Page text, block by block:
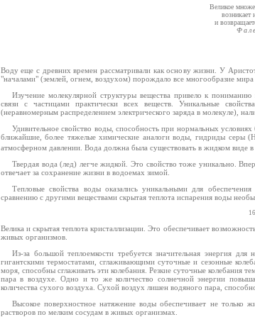
Великое
возникает
и
Воду еще с древних времен рассматривали как основу жизни. У
"началами" (землей, огнем, воздухом) порождало все многообразие мира
Изучение молекулярной структуры вещества привело к пониманию
связи с частицами практически всех веществ. Уникальные
(неравномерным распределением электрического заряда в молекуле),
Удивительное свойство воды, способность при нормальных
ближайшие, более тяжелые химические аналоги воды, гидриды серы
атмосферном давлении. Вода должна была существовать в жидком виде
Твердая вода (лед) легче жидкой. Это свойство тоже уникально.
отвечает за сохранение жизни в водоемах зимой.
Тепловые свойства воды оказались уникальными для
сравнению с другими веществами скрытая теплота испарения воды
Велика и скрытая теплота кристаллизации. Это обеспечивает
живых организмов.
Из-за большой теплоемкости требуется значительная энергия
гигантскими термостатами, сглаживающими суточные и сезонные
моря, способны сглаживать эти колебания. Резкие суточные колебания
пара в воздухе. Одно и то же количество солнечной энергии
количества сухого воздуха. Сухой воздух лишен водяного пара,
Высокое поверхностное натяжение воды обеспечивает не только
растворов по мелким сосудам в живых организмах.